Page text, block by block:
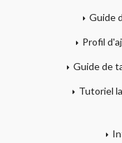
Guide
Profil
Guide de
Tutoriel